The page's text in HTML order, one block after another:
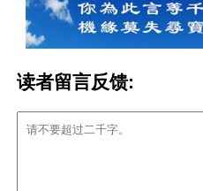
读者留言反馈: